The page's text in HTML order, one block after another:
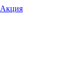
Акция